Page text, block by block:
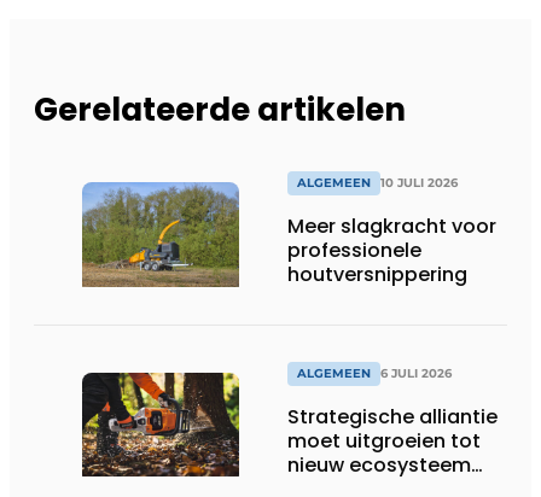
Gerelateerde artikelen
ALGEMEEN 10 JULI 2026
Meer slagkracht voor
professionele
houtversnippering
ALGEMEEN 6 JULI 2026
Strategische alliantie
moet uitgroeien tot
nieuw ecosysteem